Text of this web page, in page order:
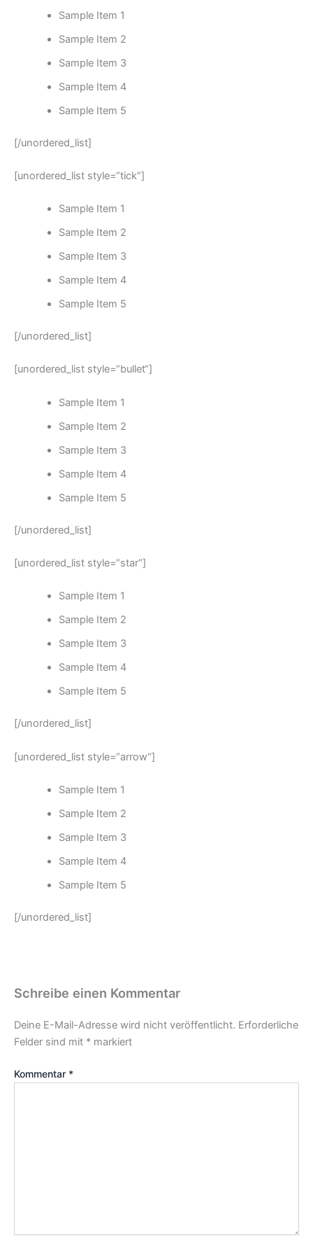
Sample Item 1
Sample Item 2
Sample Item 3
Sample Item 4
Sample Item 5
[/unordered_list]
[unordered_list style=“tick“]
Sample Item 1
Sample Item 2
Sample Item 3
Sample Item 4
Sample Item 5
[/unordered_list]
[unordered_list style=“bullet“]
Sample Item 1
Sample Item 2
Sample Item 3
Sample Item 4
Sample Item 5
[/unordered_list]
[unordered_list style=“star“]
Sample Item 1
Sample Item 2
Sample Item 3
Sample Item 4
Sample Item 5
[/unordered_list]
[unordered_list style=“arrow“]
Sample Item 1
Sample Item 2
Sample Item 3
Sample Item 4
Sample Item 5
[/unordered_list]
Schreibe einen Kommentar
Deine E-Mail-Adresse wird nicht veröffentlicht. Erforderliche
Felder sind mit * markiert
Kommentar *